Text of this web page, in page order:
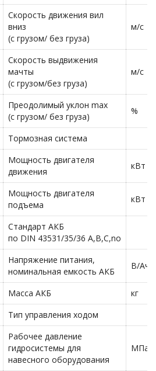
Скорость движения вил
вниз
(с грузом/ без груза)
м/с
Скорость выдвижения
мачты
(с грузом/без груза)
м/с
Преодолимый уклон max
(с грузом/ без груза)
%
Тормозная система
Мощность двигателя
движения
кВт
Мощность двигателя
подъема
кВт
Стандарт АКБ
по DIN 43531/35/36 A,B,C,no
Напряжение питания,
номинальная емкость АКБ
В/Ач
Масса АКБ кг
Тип управления ходом
Рабочее давление
гидросистемы для
навесного оборудования
МПа